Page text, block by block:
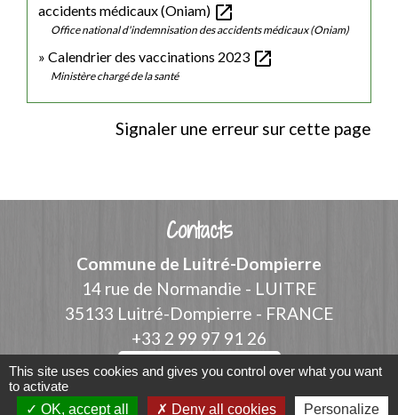
accidents médicaux (Oniam) open_in_new
Office national d'indemnisation des accidents médicaux (Oniam)
Calendrier des vaccinations 2023 open_in_new
Ministère chargé de la santé
Signaler une erreur sur cette page
Contacts
Commune de Luitré-Dompierre
14 rue de Normandie - LUITRE
35133 Luitré-Dompierre - FRANCE
+33 2 99 97 91 26
Contact par formulaire
This site uses cookies and gives you control over what you want
to activate
OK, accept all
Deny all cookies Personalize